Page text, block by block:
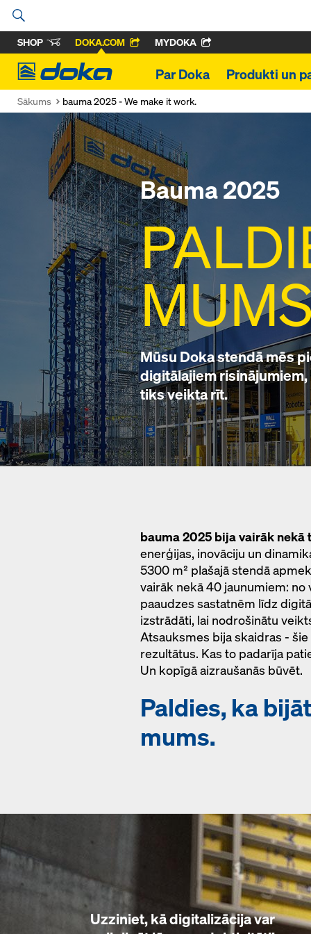
SHOP DOKA.COM MYDOKA
Doka
Par Doka Produkti un
Sākums bauma 2025 - We make it work.
Bauma 2025
Mūsu Doka stendā mēs
digitālajiem
tiks veikta rīt.
bauma 2025 bija vairāk nekā
enerģijas, inovāciju un
5300 m² plašajā stendā
vairāk nekā 40 jaunumiem: no
paaudzes sastatnēm līdz
izstrādāti, lai nodrošinātu
Atsauksmes bija skaidras -
rezultātus. Kas to padarīja
Un kopīgā aizraušanās būvēt.
Paldies, ka
mums.
Uzziniet, kā digitalizācija var